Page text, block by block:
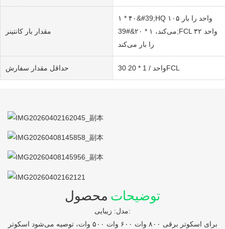
مقدار بار کانتینر
۱ * ۴۰&#39;HQ ۱۰۵ واحد را بار
می‌کند، ۱ * ۲۰&#39;FCL ۳۲ واحد
را بار می‌کند
حداقل مقدار سفارش 30 واحد / 1 * 20FCL
توضیحات محصول
مدل: زیبایی:
برای اسکوتر برقی ۸۰۰ وات ۶۰۰ وات ۵۰۰ وات، توصیه می‌شود اسکوتر